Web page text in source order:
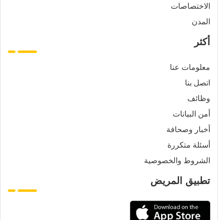
الاختصاصات
المدن
أكثر
معلومات عنا
اتصل بنا
وظائف
أمن البيانات
أخبار وصحافة
أسئلة متكررة
الشروط والخصوصية
تطبيق المريض